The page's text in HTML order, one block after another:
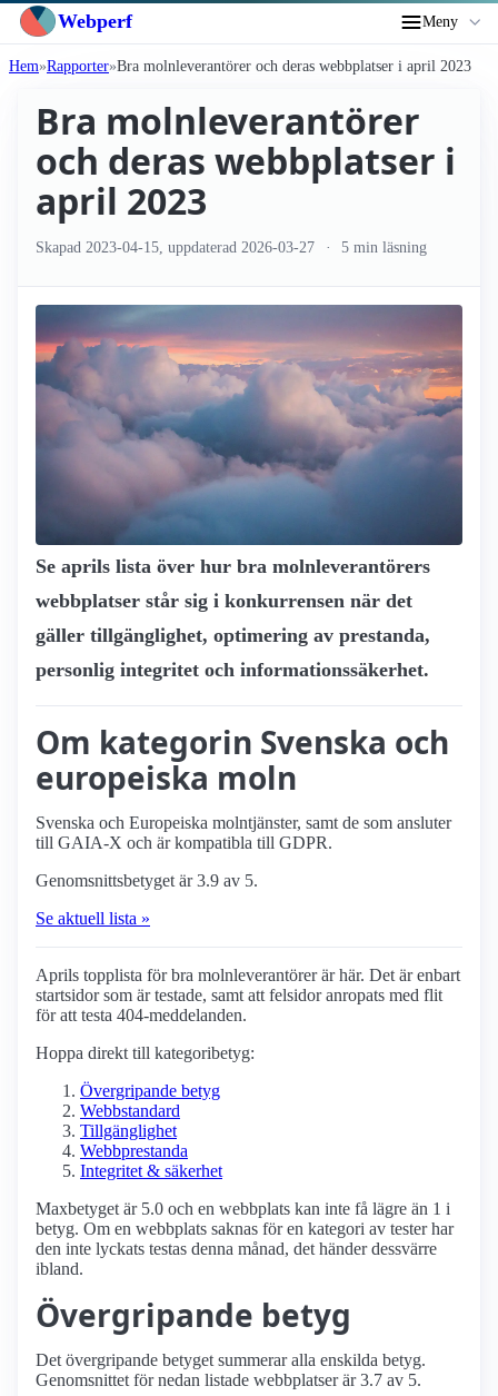
Webperf Meny
Hem Rapporter Bra molnleverantörer och deras webbplatser i april 2023
Bra molnleverantörer
och deras webbplatser i
april 2023
Skapad 2023-04-15 , uppdaterad 2026-03-27 5 min läsning
Se aprils lista över hur bra molnleverantörers
webbplatser står sig i konkurrensen när det
gäller tillgänglighet, optimering av prestanda,
personlig integritet och informationssäkerhet.
Om kategorin Svenska och
europeiska moln
Svenska och Europeiska molntjänster, samt de som ansluter
till GAIA-X och är kompatibla till GDPR.
Genomsnittsbetyget är 3.9 av 5.
Se aktuell lista »
Aprils topplista för bra molnleverantörer är här. Det är enbart
startsidor som är testade, samt att felsidor anropats med flit
för att testa 404-meddelanden.
Hoppa direkt till kategoribetyg:
Övergripande betyg
Webbstandard
Tillgänglighet
Webbprestanda
Integritet & säkerhet
Maxbetyget är 5.0 och en webbplats kan inte få lägre än 1 i
betyg. Om en webbplats saknas för en kategori av tester har
den inte lyckats testas denna månad, det händer dessvärre
ibland.
Övergripande betyg
Det övergripande betyget summerar alla enskilda betyg.
Genomsnittet för nedan listade webbplatser är 3.7 av 5.